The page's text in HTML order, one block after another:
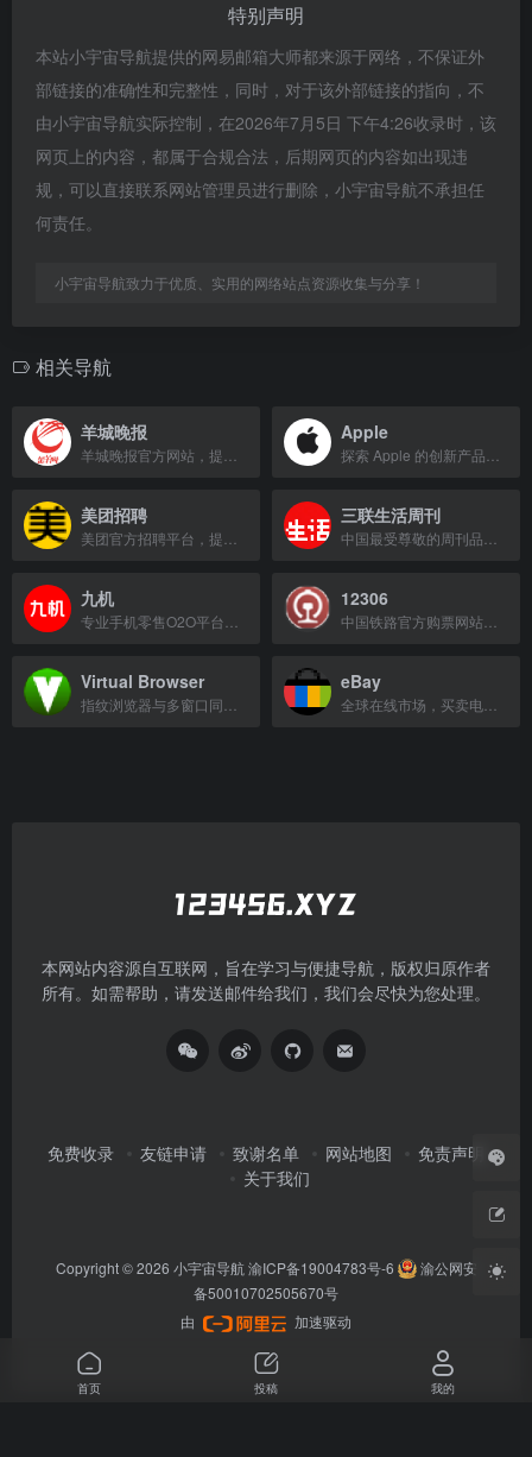
特别声明
本站小宇宙导航提供的网易邮箱大师都来源于网络，不保证外
部链接的准确性和完整性，同时，对于该外部链接的指向，不
由小宇宙导航实际控制，在2026年7月5日 下午4:26收录时，该
网页上的内容，都属于合规合法，后期网页的内容如出现违
规，可以直接联系网站管理员进行删除，小宇宙导航不承担任
何责任。
小宇宙导航致力于优质、实用的网络站点资源收集与分享！
相关导航
羊城晚报 Apple
美团招聘 三联生活周刊
九机 12306
Virtual Browser eBay
本网站内容源自互联网，旨在学习与便捷导航，版权归原作者
所有。如需帮助，请发送邮件给我们，我们会尽快为您处理。
免费收录 友链申请 致谢名单 网站地图
免责声明
关于我们
Copyright © 2026 小宇宙导航 渝ICP备19004783号-6
渝公网安
备50010702505670号
由
加速驱动
首页 投稿 我的